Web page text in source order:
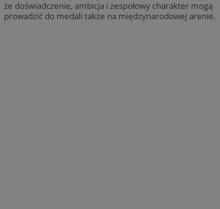
że doświadczenie, ambicja i zespołowy charakter mogą
prowadzić do medali także na międzynarodowej arenie.